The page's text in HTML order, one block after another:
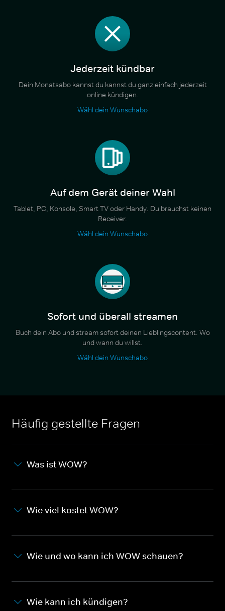
Jederzeit kündbar
Dein Monatsabo kannst du kannst du ganz einfach jederzeit
online kündigen.
Wähl dein Wunschabo
Auf dem Gerät deiner Wahl
Tablet, PC, Konsole, Smart TV oder Handy. Du brauchst keinen
Receiver.
Wähl dein Wunschabo
Sofort und überall streamen
Buch dein Abo und stream sofort deinen Lieblingscontent. Wo
und wann du willst.
Wähl dein Wunschabo
Häufig gestellte Fragen
Was ist WOW?
Wie viel kostet WOW?
Wie und wo kann ich WOW schauen?
Wie kann ich kündigen?